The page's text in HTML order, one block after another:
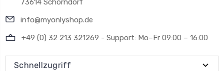
73614 Schorndorf
info@myonlyshop.de
+49 (0) 32 213 321269 - Support: Mo–Fr 09:00 – 16:00
Schnellzugriff